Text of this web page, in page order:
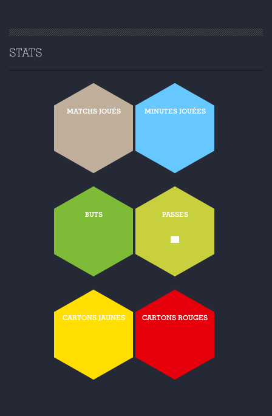
STATS
MATCHS JOUÉS MINUTES JOUÉES
BUTS PASSES
-
CARTONS JAUNES CARTONS ROUGES